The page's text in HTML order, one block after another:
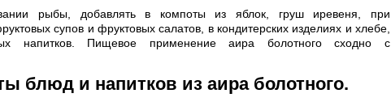
рыбы, добавлять в компоты из яблок, груш иревеня, при
супов и фруктовых салатов, в кондитерских изделиях и хлебе,
напитков. Пищевое применение аира болотного сходно с
блюд и напитков из аира болотного.